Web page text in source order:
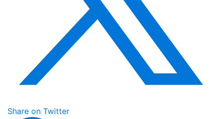
Share on Twitter